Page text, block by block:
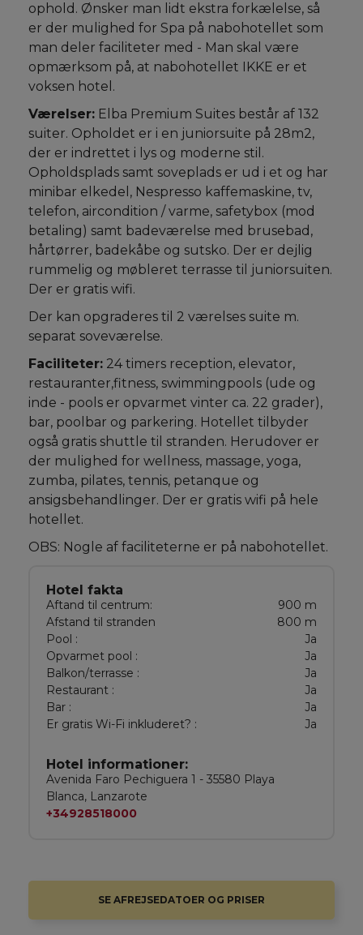
ophold. Ønsker man lidt ekstra forkælelse, så
er der mulighed for Spa på nabohotellet som
man deler faciliteter med - Man skal være
opmærksom på, at nabohotellet IKKE er et
voksen hotel.
Værelser: Elba Premium Suites består af 132
suiter. Opholdet er i en juniorsuite på 28m2,
der er indrettet i lys og moderne stil.
Opholdsplads samt soveplads er ud i et og har
minibar elkedel, Nespresso kaffemaskine, tv,
telefon, aircondition / varme, safetybox (mod
betaling) samt badeværelse med brusebad,
hårtørrer, badekåbe og sutsko. Der er dejlig
rummelig og møbleret terrasse til juniorsuiten.
Der er gratis wifi.
Der kan opgraderes til 2 værelses suite m.
separat soveværelse.
Faciliteter: 24 timers reception, elevator,
restauranter,fitness, swimmingpools (ude og
inde - pools er opvarmet vinter ca. 22 grader),
bar, poolbar og parkering. Hotellet tilbyder
også gratis shuttle til stranden. Herudover er
der mulighed for wellness, massage, yoga,
zumba, pilates, tennis, petanque og
ansigsbehandlinger. Der er gratis wifi på hele
hotellet.
OBS: Nogle af faciliteterne er på nabohotellet.
Hotel fakta
Aftand til centrum:
900 m
Afstand til stranden
800 m
Pool :
Ja
Opvarmet pool :
Ja
Balkon/terrasse :
Ja
Restaurant :
Ja
Bar :
Ja
Er gratis Wi-Fi inkluderet? :
Ja
Hotel informationer:
Avenida Faro Pechiguera 1 - 35580 Playa
Blanca, Lanzarote
+34928518000
SE AFREJSEDATOER OG PRISER